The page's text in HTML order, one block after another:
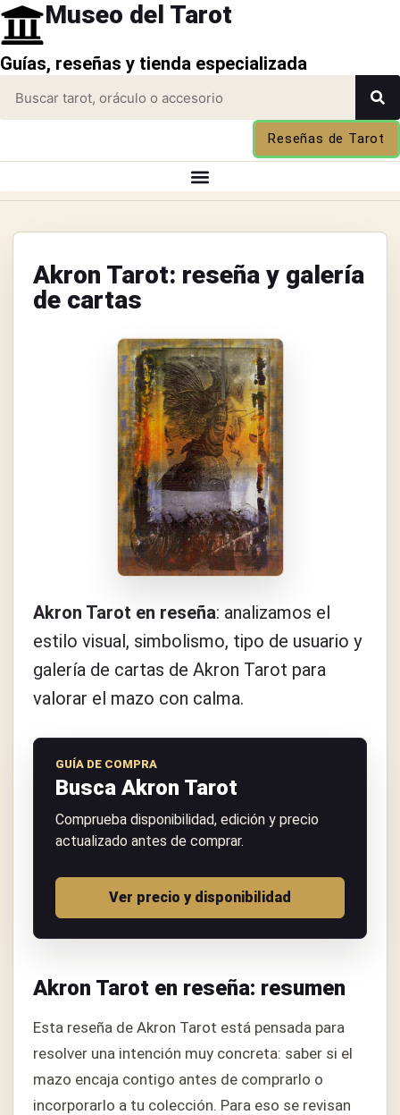
Museo del Tarot
Guías, reseñas y tienda especializada
Reseñas de Tarot
Akron Tarot: reseña y galería
de cartas
Akron Tarot en reseña: analizamos el
estilo visual, simbolismo, tipo de usuario y
galería de cartas de Akron Tarot para
valorar el mazo con calma.
GUÍA DE COMPRA
Busca Akron Tarot
Comprueba disponibilidad, edición y precio
actualizado antes de comprar.
Ver precio y disponibilidad
Akron Tarot en reseña: resumen
Esta reseña de Akron Tarot está pensada para
resolver una intención muy concreta: saber si el
mazo encaja contigo antes de comprarlo o
incorporarlo a tu colección. Para eso se revisan